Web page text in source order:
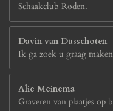
Schaakclub Roden.
Davin van Dusschoten
Ik ga zoek u graag
Alie Meinema
Graveren van plaatjes op